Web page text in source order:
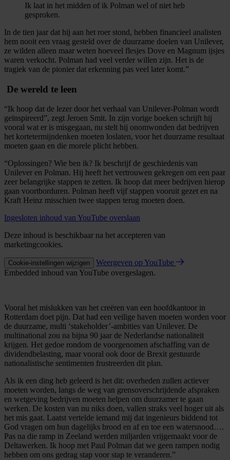
Ik laat in het midden of ik Polman wel of niet heb
gesproken.
In de tien jaar dat hij aan het roer stond, hebben financieel analisten
hem nooit een vraag gesteld over de duurzame doelen van Unilever,
ze wilden alleen maar weten hoeveel flesjes Dove en Magnum ijsjes
waren verkocht. Polman had veel verder willen zijn. Het is de
tragiek van de pionier dat erkenning pas veel later komt.”
De wereld te leen
“Ik hoop dat de lezer door het verhaal van Unilever-Polman wordt
geïnspireerd”, zegt Jeroen Smit. In zijn vorige boeken schrijft hij
vooral wat er is misgegaan, nu stelt hij onomwonden dat bedrijven
het kortetermijndenken moeten loslaten, voor het duurzame resultaat
moeten gaan en die morele plicht hebben.
“Oplossingen? Wie ben ik? Ik beschrijf de geschiedenis van
Unilever en Polman. Hij heeft het vertrouwen gekregen om een paar
zeer belangrijke stappen te zetten. Ik hoop dat meer bedrijven hierop
gaan voortborduren. Polman heeft vijf stappen vooruit gezet en na
Kraft Heinz misschien twee stappen terug moeten doen.
Ingesloten inhoud van YouTube overslaan
Deze inhoud is beschikbaar na het accepteren van
marketingcookies.
Cookie-instellingen wijzigen
Weergeven op YouTube
Embedded inhoud van YouTube overgeslagen.
Vooral het mislukken van het creëren van een hoofdkantoor in
Rotterdam doet pijn. Dat had een veilige haven moeten worden voor
de duurzame, multi ‘stakeholder’-ambities van Unilever. De
multinational zou na bijna 90 jaar de Nederlandse nationaliteit
krijgen. Het gedoe rondom de voorgenomen afschaffing van de
dividendbelasting, maar vooral ook door de Brexit gestuurde
nationalistische sentimenten frustreerden dit plan.
Als ik een ding heb geleerd is het dit: overheden zullen actiever
moeten worden, langs de weg van grensoverschrijdende afspraken
en wetgeving bedrijven moeten helpen om duurzamer te gaan
werken. De kosten van nu niks doen, vallen straks veel hoger uit als
het mis gaat. Laatst vertelde iemand mij dat ingenieurs biddend tot
God vragen om hun dagelijks brood en af en toe een watersnood….
Pas na die ramp in Zeeland werden miljarden vrijgemaakt voor de
Deltawerken. Ik hoop met Paul Polman dat we geen rampen nodig
hebben om ons gedrag stap voor stap te veranderen.”